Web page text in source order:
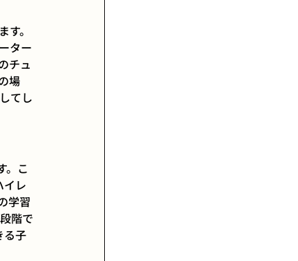
。
ター
チュ
場
てし
。こ
イレ
学習
階で
る子